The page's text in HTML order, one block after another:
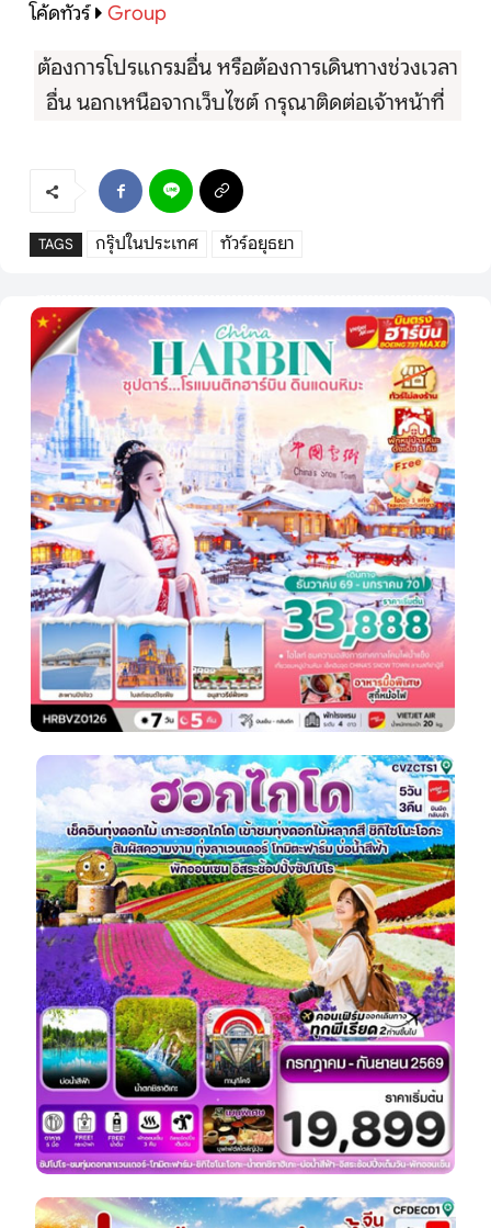
โค้ดทัวร์
Group
ต้องการโปรแกรมอื่น หรือต้องการเดินทางช่วงเวลา
อื่น นอกเหนือจากเว็บไซต์ กรุณาติดต่อเจ้าหน้าที่
TAGS กรุ๊ปในประเทศ ทัวร์อยุธยา